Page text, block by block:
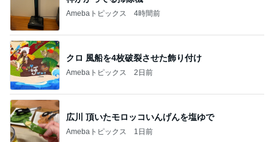
Amebaトピックス 4時間前
クロ 風船を4枚破裂させた飾り付け
Amebaトピックス 2日前
広川 頂いたモロッコいんげんを塩ゆで
Amebaトピックス 1日前